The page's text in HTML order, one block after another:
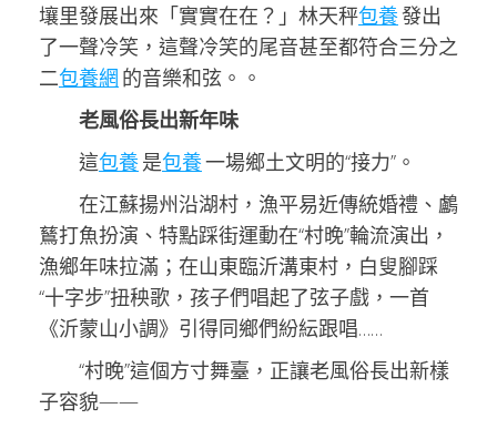
壤里發展出來「實實在在？」林天秤包養發出
了一聲冷笑，這聲冷笑的尾音甚至都符合三分之
二包養網 的音樂和弦。。
老風俗長出新年味
這包養是包養一場鄉土文明的“接力”。
在江蘇揚州沿湖村，漁平易近傳統婚禮、鸕
鶿打魚扮演、特點踩街運動在“村晚”輪流演出，
漁鄉年味拉滿；在山東臨沂溝東村，白叟腳踩
“十字步”扭秧歌，孩子們唱起了弦子戲，一首
《沂蒙山小調》引得同鄉們紛紜跟唱……
“村晚”這個方寸舞臺，正讓老風俗長出新樣
子容貌——